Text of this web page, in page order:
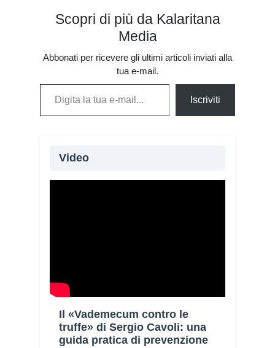
Scopri di più da Kalaritana
Media
Abbonati per ricevere gli ultimi articoli inviati alla
tua e-mail.
Digita la tua e-mail...
Iscriviti
Video
Il «Vademecum contro le
truffe» di Sergio Cavoli: una
guida pratica di prevenzione